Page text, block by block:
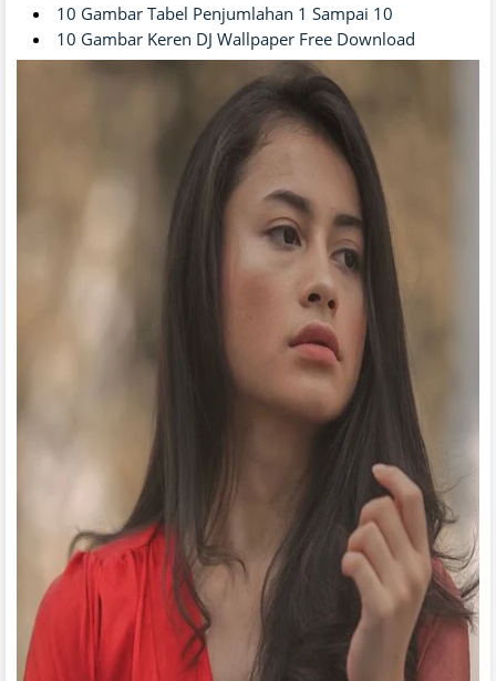
10 Gambar Tabel Penjumlahan 1 Sampai 10
10 Gambar Keren DJ Wallpaper Free Download